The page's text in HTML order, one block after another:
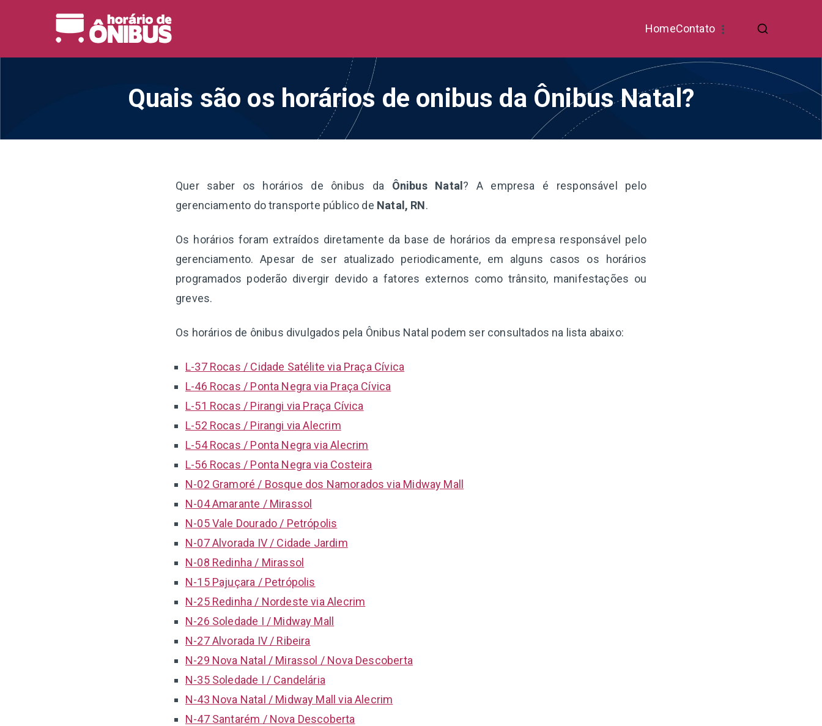
HomeContato
Quais são os horários de onibus da Ônibus Natal?
Quer saber os horários de ônibus da Ônibus Natal ? A empresa é responsável pelo
gerenciamento do transporte público de Natal, RN.
Os horários foram extraídos diretamente da base de horários da empresa responsável pelo
gerenciamento. Apesar de ser atualizado periodicamente, em alguns casos os horários
programados poderão divergir devido a fatores externos como trânsito, manifestações ou
greves.
Os horários de ônibus divulgados pela Ônibus Natal podem ser consultados na lista abaixo:
L-37 Rocas / Cidade Satélite via Praça Cívica
L-46 Rocas / Ponta Negra via Praça Cívica
L-51 Rocas / Pirangi via Praça Cívica
L-52 Rocas / Pirangi via Alecrim
L-54 Rocas / Ponta Negra via Alecrim
L-56 Rocas / Ponta Negra via Costeira
N-02 Gramoré / Bosque dos Namorados via Midway Mall
N-04 Amarante / Mirassol
N-05 Vale Dourado / Petrópolis
N-07 Alvorada IV / Cidade Jardim
N-08 Redinha / Mirassol
N-15 Pajuçara / Petrópolis
N-25 Redinha / Nordeste via Alecrim
N-26 Soledade I / Midway Mall
N-27 Alvorada IV / Ribeira
N-29 Nova Natal / Mirassol / Nova Descoberta
N-35 Soledade I / Candelária
N-43 Nova Natal / Midway Mall via Alecrim
N-47 Santarém / Nova Descoberta